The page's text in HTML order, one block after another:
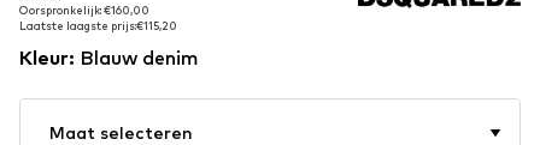
Oorspronkelijk: €160,00
Laatste laagste prijs:€115,20
Oorspronkelijk: €160,00
Laatste laagste prijs:€115,20
Kleur: Blauw denim
Maat selecteren